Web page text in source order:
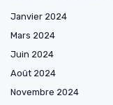
Janvier 2024
Mars 2024
Juin 2024
Août 2024
Novembre 2024